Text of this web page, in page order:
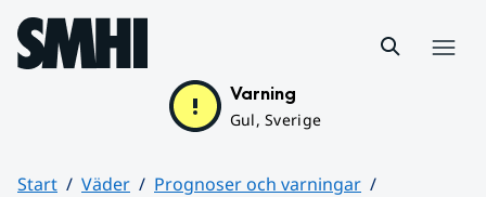
Hoppa till sidans innehåll
Varning
Gul, Sverige
Start Väder
Prognoser och varningar